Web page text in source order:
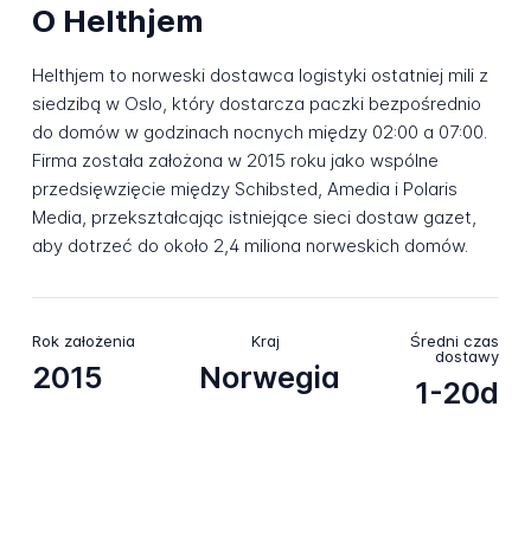
O Helthjem
Helthjem to norweski dostawca logistyki ostatniej mili z
siedzibą w Oslo, który dostarcza paczki bezpośrednio
do domów w godzinach nocnych między 02:00 a 07:00.
Firma została założona w 2015 roku jako wspólne
przedsięwzięcie między Schibsted, Amedia i Polaris
Media, przekształcając istniejące sieci dostaw gazet,
aby dotrzeć do około 2,4 miliona norweskich domów.
Rok założenia
2015
Kraj
Norwegia
Średni czas
dostawy
1-20d